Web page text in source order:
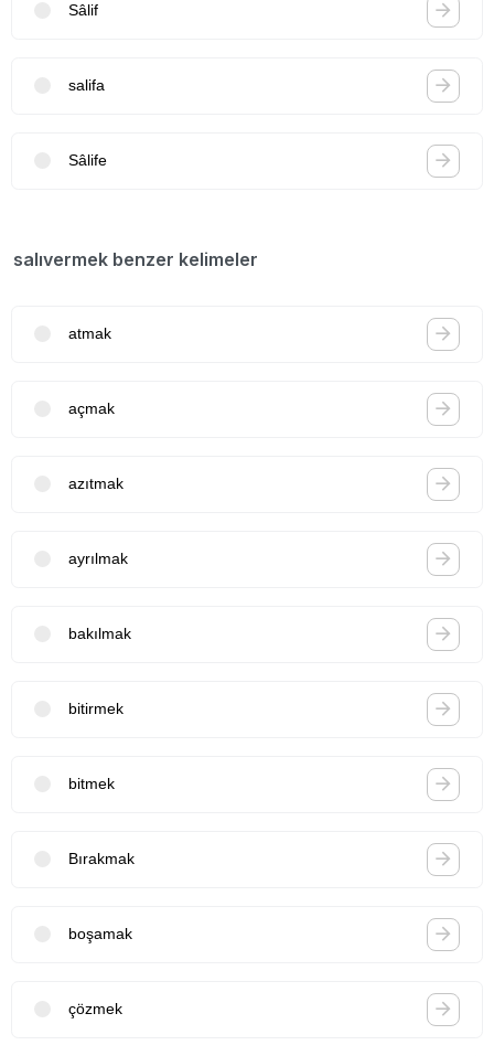
Sâlif
salifa
Sâlife
salıvermek benzer kelimeler
atmak
açmak
azıtmak
ayrılmak
bakılmak
bitirmek
bitmek
Bırakmak
boşamak
çözmek